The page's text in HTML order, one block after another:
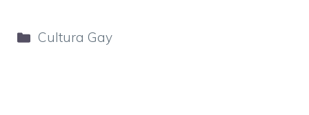
Categorie
Cultura Gay